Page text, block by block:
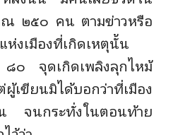
ณ ๒๕๐ คน ตามข่าวหรือ
ห่งเมืองที่เกิดเหตุนั้น
๘๐ จุดเกิดเพลิงลุกไหม้
ขียนมิได้บอกว่าที่เมือง
จนกระทั่งในตอนท้าย